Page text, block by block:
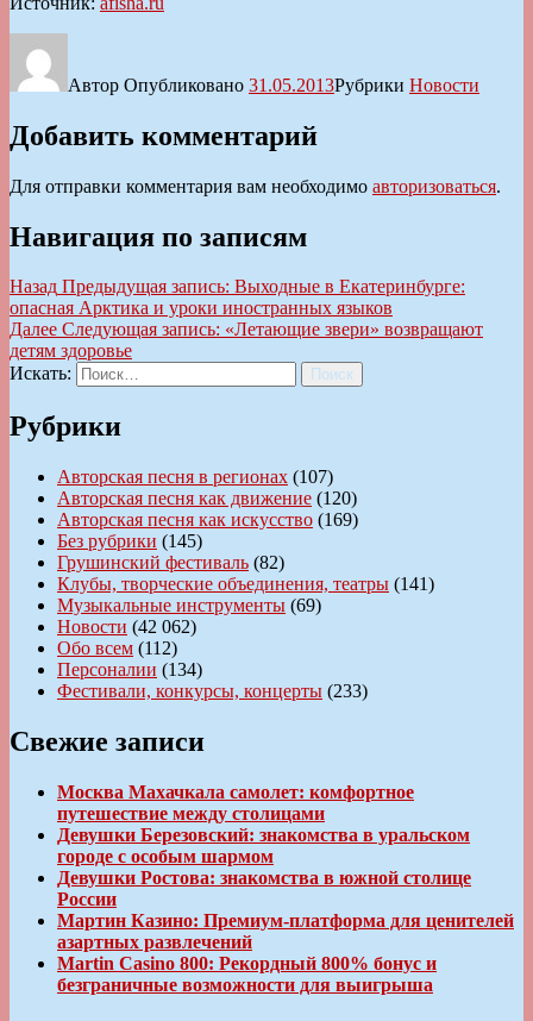
Автор Опубликовано 31.05.2013Рубрики Новости
Добавить комментарий
Для отправки комментария вам необходимо авторизоваться.
Навигация по записям
Назад Предыдущая запись: Выходные в Екатеринбурге:
опасная Арктика и уроки иностранных языков
Далее Следующая запись: «Летающие звери» возвращают
детям здоровье
Искать:
Поиск
Рубрики
Авторская песня в регионах (107)
Авторская песня как движение (120)
Авторская песня как искусство (169)
Без рубрики (145)
Грушинский фестиваль (82)
Клубы, творческие объединения, театры (141)
Музыкальные инструменты (69)
Новости (42 062)
Обо всем (112)
Персоналии (134)
Фестивали, конкурсы, концерты (233)
Свежие записи
Москва Махачкала самолет: комфортное
путешествие между столицами
Девушки Березовский: знакомства в уральском
городе с особым шармом
Девушки Ростова: знакомства в южной столице
России
Мартин Казино: Премиум-платформа для ценителей
азартных развлечений
Martin Casino 800: Рекордный 800% бонус и
безграничные возможности для выигрыша